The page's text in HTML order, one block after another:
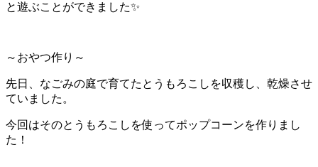
と遊ぶことができました✨
～おやつ作り～
先日、なごみの庭で育てたとうもろこしを収穫し、乾燥させ
ていました。
今回はそのとうもろこしを使ってポップコーンを作りまし
た！